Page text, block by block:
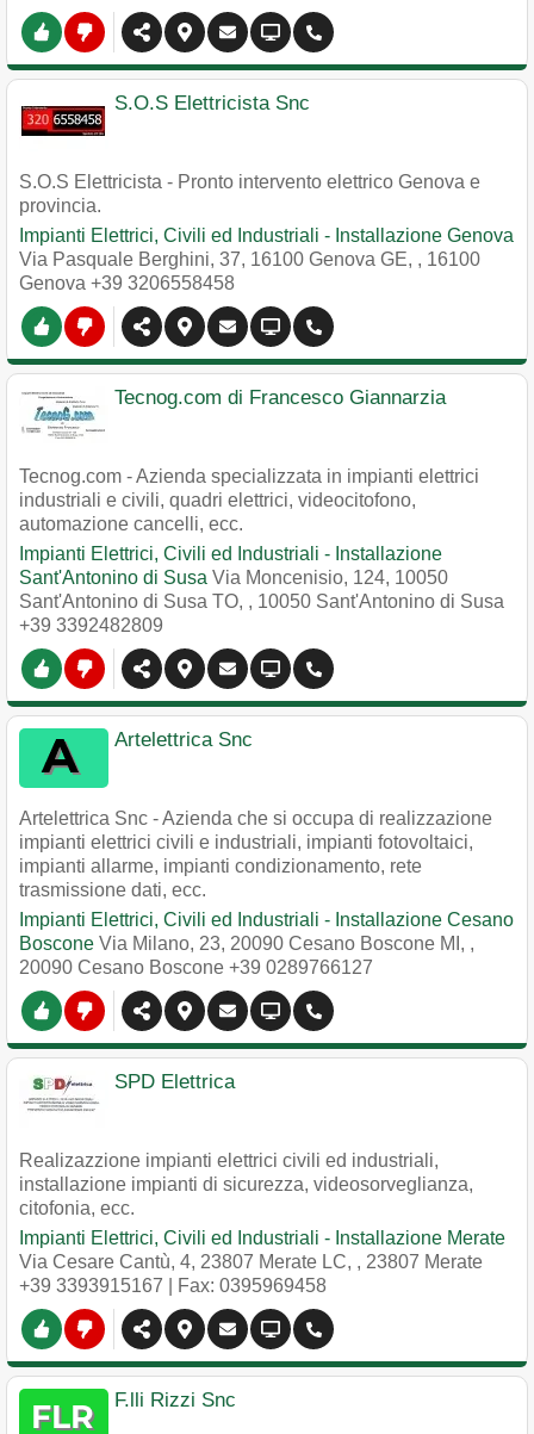
S.O.S Elettricista Snc
S.O.S Elettricista - Pronto intervento elettrico Genova e
provincia.
Impianti Elettrici, Civili ed Industriali - Installazione Genova
Via Pasquale Berghini, 37, 16100 Genova GE, , 16100
Genova +39 3206558458
Tecnog.com di Francesco Giannarzia
Tecnog.com - Azienda specializzata in impianti elettrici
industriali e civili, quadri elettrici, videocitofono,
automazione cancelli, ecc.
Impianti Elettrici, Civili ed Industriali - Installazione
Sant'Antonino di Susa Via Moncenisio, 124, 10050
Sant'Antonino di Susa TO, , 10050 Sant'Antonino di Susa
+39 3392482809
Artelettrica Snc
Artelettrica Snc - Azienda che si occupa di realizzazione
impianti elettrici civili e industriali, impianti fotovoltaici,
impianti allarme, impianti condizionamento, rete
trasmissione dati, ecc.
Impianti Elettrici, Civili ed Industriali - Installazione Cesano
Boscone Via Milano, 23, 20090 Cesano Boscone MI, ,
20090 Cesano Boscone +39 0289766127
SPD Elettrica
Realizazzione impianti elettrici civili ed industriali,
installazione impianti di sicurezza, videosorveglianza,
citofonia, ecc.
Impianti Elettrici, Civili ed Industriali - Installazione Merate
Via Cesare Cantù, 4, 23807 Merate LC, , 23807 Merate
+39 3393915167 | Fax: 0395969458
F.lli Rizzi Snc